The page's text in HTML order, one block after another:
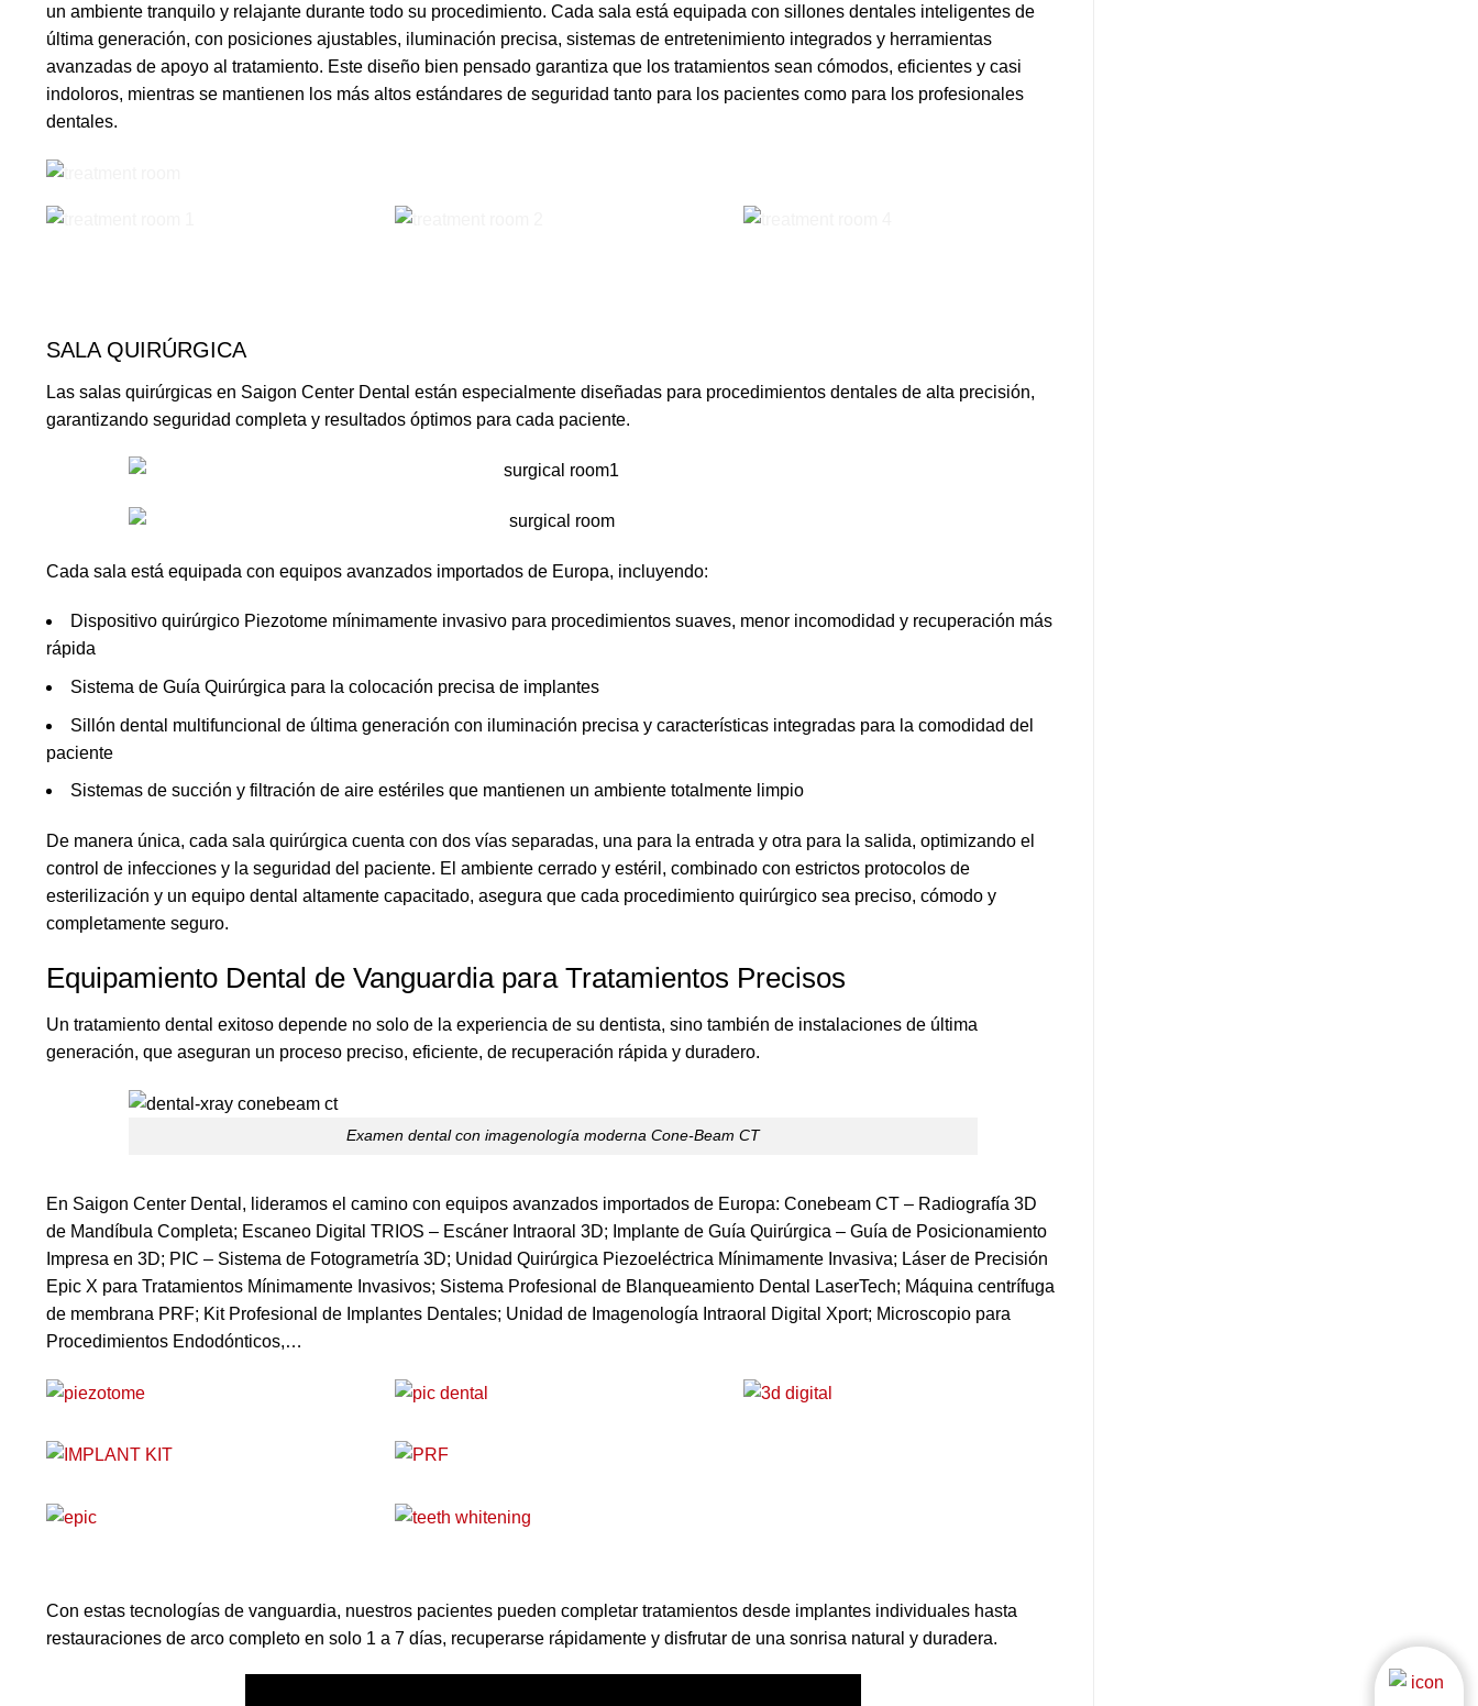
un ambiente tranquilo y relajante durante todo su procedimiento. Cada sala está equipada con sillones dentales inteligentes de
última generación, con posiciones ajustables, iluminación precisa, sistemas de entretenimiento integrados y herramientas
avanzadas de apoyo al tratamiento. Este diseño bien pensado garantiza que los tratamientos sean cómodos, eficientes y casi
indoloros, mientras se mantienen los más altos estándares de seguridad tanto para los pacientes como para los profesionales
dentales.
SALA QUIRÚRGICA
Las salas quirúrgicas en Saigon Center Dental están especialmente diseñadas para procedimientos dentales de alta precisión,
garantizando seguridad completa y resultados óptimos para cada paciente.
Cada sala está equipada con equipos avanzados importados de Europa, incluyendo:
Dispositivo quirúrgico Piezotome mínimamente invasivo para procedimientos suaves, menor incomodidad y recuperación más
rápida
Sistema de Guía Quirúrgica para la colocación precisa de implantes
Sillón dental multifuncional de última generación con iluminación precisa y características integradas para la comodidad del
paciente
Sistemas de succión y filtración de aire estériles que mantienen un ambiente totalmente limpio
De manera única, cada sala quirúrgica cuenta con dos vías separadas, una para la entrada y otra para la salida, optimizando el
control de infecciones y la seguridad del paciente. El ambiente cerrado y estéril, combinado con estrictos protocolos de
esterilización y un equipo dental altamente capacitado, asegura que cada procedimiento quirúrgico sea preciso, cómodo y
completamente seguro.
Equipamiento Dental de Vanguardia para Tratamientos Precisos
Un tratamiento dental exitoso depende no solo de la experiencia de su dentista, sino también de instalaciones de última
generación, que aseguran un proceso preciso, eficiente, de recuperación rápida y duradero.
Examen dental con imagenología moderna Cone-Beam CT
En Saigon Center Dental, lideramos el camino con equipos avanzados importados de Europa: Conebeam CT – Radiografía 3D
de Mandíbula Completa; Escaneo Digital TRIOS – Escáner Intraoral 3D; Implante de Guía Quirúrgica – Guía de Posicionamiento
Impresa en 3D; PIC – Sistema de Fotogrametría 3D; Unidad Quirúrgica Piezoeléctrica Mínimamente Invasiva; Láser de Precisión
Epic X para Tratamientos Mínimamente Invasivos; Sistema Profesional de Blanqueamiento Dental LaserTech; Máquina centrífuga
de membrana PRF; Kit Profesional de Implantes Dentales; Unidad de Imagenología Intraoral Digital Xport; Microscopio para
Procedimientos Endodónticos,…
Con estas tecnologías de vanguardia, nuestros pacientes pueden completar tratamientos desde implantes individuales hasta
restauraciones de arco completo en solo 1 a 7 días, recuperarse rápidamente y disfrutar de una sonrisa natural y duradera.